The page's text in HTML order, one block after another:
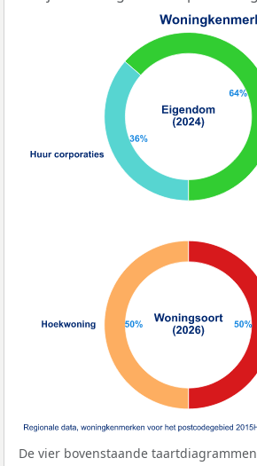
De vier bovenstaande